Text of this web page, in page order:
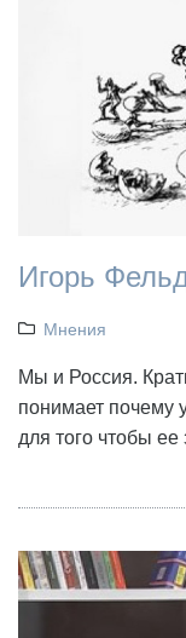
Игорь
Мнения
Мы и Россия.
понимает почему
для того чтобы ее